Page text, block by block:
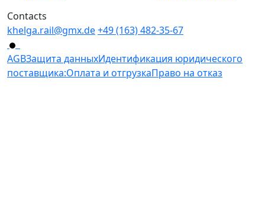
Contacts
khelga.rail@gmx.dе+49 (163) 482-35-67
AGBЗащита данныхИдентификация юридического
поставщика:Оплата и отгрузкаПраво на отказ